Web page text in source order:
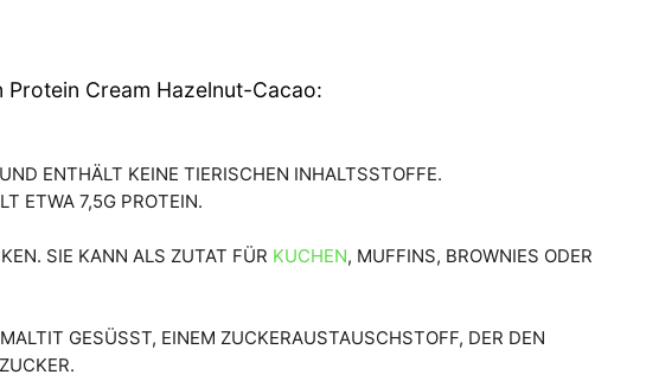
Cream Hazelnut-Cacao:
ENTHÄLT KEINE TIERISCHEN INHALTSSTOFFE.
ETWA 7,5G PROTEIN.
SIE KANN ALS ZUTAT FÜR KUCHEN, MUFFINS, BROWNIES ODER
GESÜSST, EINEM ZUCKERAUSTAUSCHSTOFF, DER DEN B